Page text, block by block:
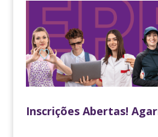
Inscrições Abertas!